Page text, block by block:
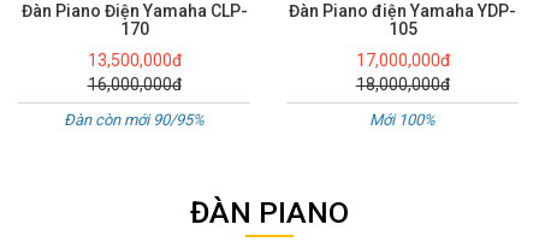
Đàn Piano Điện Yamaha CLP-
170
13,500,000đ
16,000,000đ
Đàn còn mới 90/95%
Đàn Piano điện Yamaha YDP-
105
17,000,000đ
18,000,000đ
Mới 100%
ĐÀN PIANO